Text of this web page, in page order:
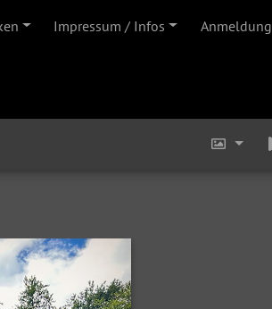
Impressum / Infos Anmeldung